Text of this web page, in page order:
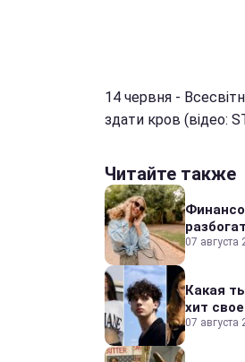
14 червня -
здати кров (відео:
Читайте также
07 августа
Какая
хит
07 августа